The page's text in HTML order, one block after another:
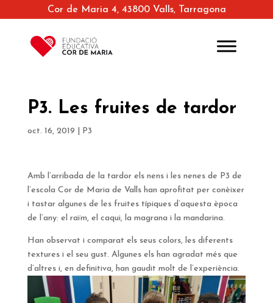
Cor de Maria 4, 43800 Valls, Tarragona
P3. Les fruites de tardor
oct. 16, 2019 P3
Amb l’arribada de la tardor els nens i les nenes de P3 de
l’escola Cor de Maria de Valls han aprofitat per conèixer
i tastar algunes de les fruites típiques d’aquesta època
de l’any: el raïm, el caqui, la magrana i la mandarina.
Han observat i comparat els seus colors, les diferents
textures i el seu gust. Algunes els han agradat més que
d’altres i, en definitiva, han gaudit molt de l’experiència.